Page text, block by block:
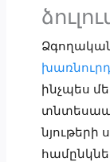
ինչպես
նյութերի